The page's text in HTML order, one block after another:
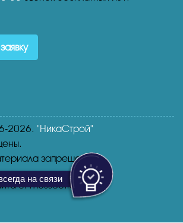
2026. "НикаСтрой"
запрещено.
от mosseo.ru
на связи